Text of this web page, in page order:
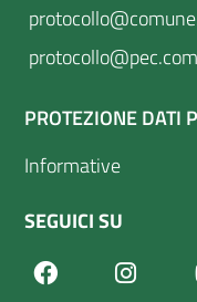
PROTEZIONE DATI
Informative
SEGUICI SU
Facebook